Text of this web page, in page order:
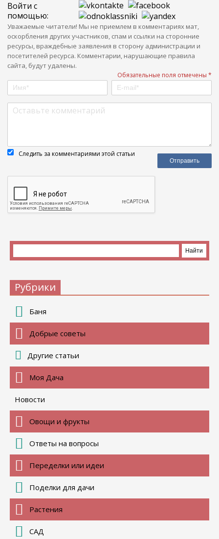
Войти с
помощью:
Уважаемые читатели! Мы не приемлем в комментариях мат,
оскорбления других участников, спам и ссылки на сторонние
ресурсы, враждебные заявления в сторону администрации и
посетителей ресурса. Комментарии, нарушающие правила
сайта, будут удалены.
Обязательные поля отмечены *
Следить за комментариями этой статьи
Рубрики
Баня
Добрые советы
Другие статьи
Моя Дача
Новости
Овощи и фрукты
Ответы на вопросы
Переделки или идеи
Поделки для дачи
Растения
САД